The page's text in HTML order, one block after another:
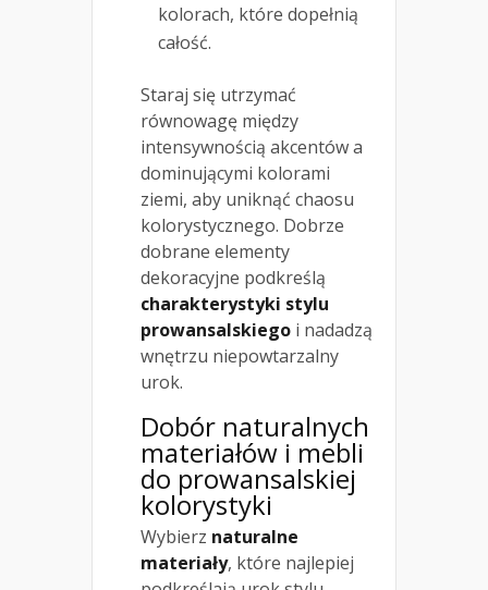
kolorach, które dopełnią
całość.
Staraj się utrzymać
równowagę między
intensywnością akcentów a
dominującymi kolorami
ziemi, aby uniknąć chaosu
kolorystycznego. Dobrze
dobrane elementy
dekoracyjne podkreślą
charakterystyki stylu
prowansalskiego i nadadzą
wnętrzu niepowtarzalny
urok.
Dobór naturalnych
materiałów i mebli
do prowansalskiej
kolorystyki
Wybierz naturalne
materiały, które najlepiej